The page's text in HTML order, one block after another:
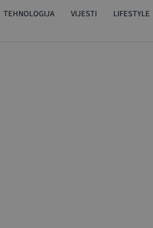
TEHNOLOGIJA VIJESTI LIFESTYLE